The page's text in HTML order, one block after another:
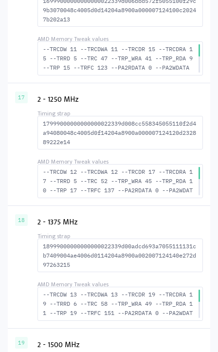
9b3070048c4005d0d14204a8900a000007124100c2024
7b202a13
--TRCDW 11 --TRCDWA 11 --TRCDR 15 --TRCDRA 1
5 --TRRD 5 --TRC 47 --TRP_WRA 41 --TRP_RDA 9
--TRP 15 --TRFC 123 --PA2RDATA 0 --PA2WDATA
0 --TFAW 8 --TCRCRL 2 --TCRCWL 4 --TFAW32 6
CTWR 36 --RAS2RAS 123 --RP 32 --WRPLUSRP 42
17 2 - 1250 MHz
17999000000000000022339d008cc558345055110f2d4
a94080048c4005d0f14204a8900a000007124120d2328
89222e14
--TRCDW 12 --TRCDWA 12 --TRCDR 17 --TRCDRA 1
7 --TRRD 5 --TRC 52 --TRP_WRA 45 --TRP_RDA 1
0 --TRP 17 --TRFC 137 --PA2RDATA 0 --PA2WDAT
A 0 --TFAW 8 --TCRCRL 2 --TCRCWL 4 --TFAW32
-ACTWR 40 --RAS2RAS 137 --RP 34 --WRPLUSRP 4
18 2 - 1375 MHz
18999000000000000022339d00adcd693a7055111131c
b7409004ae4006d0114204a8900a002007124140e272d
97263215
--TRCDW 13 --TRCDWA 13 --TRCDR 19 --TRCDRA 1
9 --TRRD 6 --TRC 58 --TRP_WRA 49 --TRP_RDA 1
1 --TRP 19 --TRFC 151 --PA2RDATA 0 --PA2WDAT
A 0 --TFAW 10 --TCRCRL 2 --TCRCWL 4 --TFAW32
-ACTWR 45 --RAS2RAS 151 --RP 38 --WRPLUSRP 5
19 2 - 1500 MHz